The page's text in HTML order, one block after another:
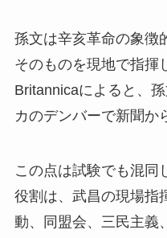
孫文は辛亥革命の象徴
そのものを現地で指揮
Britannicaによると、
カのデンバーで新聞か
この点は試験でも混同
役割は、武昌の現場指
動、同盟会、三民主義